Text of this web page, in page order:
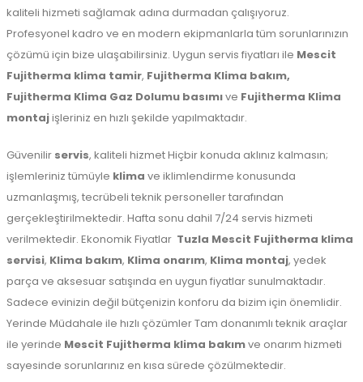
kaliteli hizmeti sağlamak adına durmadan çalışıyoruz.
Profesyonel kadro ve en modern ekipmanlarla tüm sorunlarınızın
çözümü için bize ulaşabilirsiniz. Uygun servis fiyatları ile Mescit
Fujitherma klima tamir, Fujitherma Klima bakım,
Fujitherma Klima Gaz Dolumu basımıve Fujitherma Klima
montajişleriniz en hızlı şekilde yapılmaktadır.
Güvenilir servis, kaliteli hizmet Hiçbir konuda aklınız kalmasın;
işlemleriniz tümüyle klima ve iklimlendirme konusunda
uzmanlaşmış, tecrübeli teknik personeller tarafından
gerçekleştirilmektedir. Hafta sonu dahil 7/24 servis hizmeti
verilmektedir. Ekonomik Fiyatlar Tuzla Mescit Fujitherma klima
servisi, Klima bakım, Klima onarım, Klima montaj, yedek
parça ve aksesuar satışında en uygun fiyatlar sunulmaktadır.
Sadece evinizin değil bütçenizin konforu da bizim için önemlidir.
Yerinde Müdahale ile hızlı çözümler Tam donanımlı teknik araçlar
ile yerinde Mescit Fujitherma klima bakımve onarım hizmeti
sayesinde sorunlarınız en kısa sürede çözülmektedir.